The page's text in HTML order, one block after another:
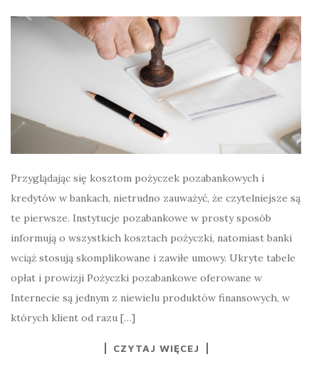
Przyglądając się kosztom pożyczek pozabankowych i
kredytów w bankach, nietrudno zauważyć, że czytelniejsze są
te pierwsze. Instytucje pozabankowe w prosty sposób
informują o wszystkich kosztach pożyczki, natomiast banki
wciąż stosują skomplikowane i zawiłe umowy. Ukryte tabele
opłat i prowizji Pożyczki pozabankowe oferowane w
Internecie są jednym z niewielu produktów finansowych, w
których klient od razu […]
CZYTAJ WIĘCEJ